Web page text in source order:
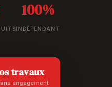
100%
INDÉPENDANT
travaux
engagement